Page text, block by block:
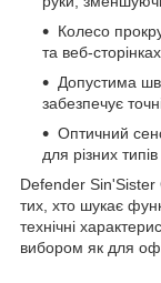
Колесо
та веб-сторінках.
Допустима
забезпечує
Оптичний
для різних
Defender
тих, хто шукає
технічні
вибором як для